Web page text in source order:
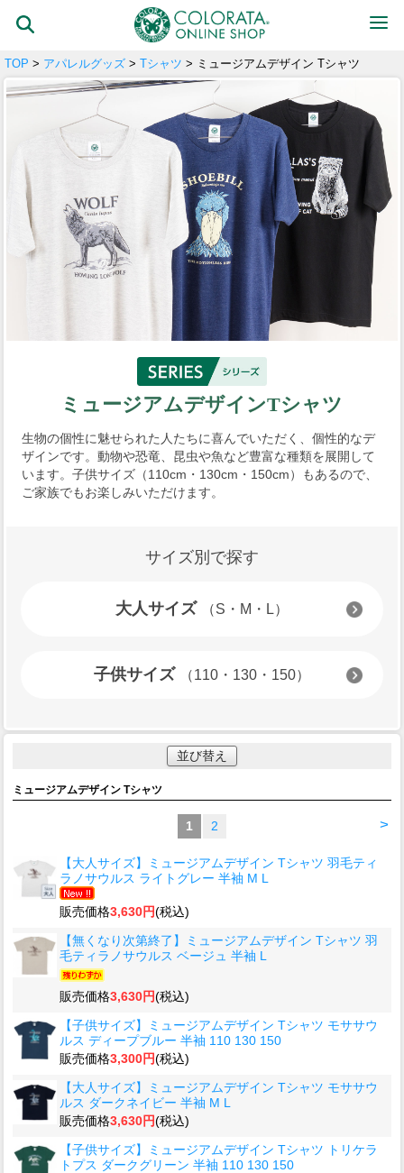
TOP > アパレルグッズ > Tシャツ > ミュージアムデザイン Tシャツ
ミュージアムデザインTシャツ
生物の個性に魅せられた人たちに喜んでいただく、個性的なデ
ザインです。動物や恐竜、昆虫や魚など豊富な種類を展開して
います。子供サイズ（110cm・130cm・150cm）もあるので、
ご家族でもお楽しみいただけます。
サイズ別で探す
大人サイズ （S・M・L）
子供サイズ （110・130・150）
並び替え
ミュージアムデザイン Tシャツ
>
1 2
【大人サイズ】ミュージアムデザイン Tシャツ 羽毛ティ
ラノサウルス ライトグレー 半袖 M L
販売価格3,630円(税込)
【無くなり次第終了】ミュージアムデザイン Tシャツ 羽
毛ティラノサウルス ベージュ 半袖 L
販売価格3,630円(税込)
【子供サイズ】ミュージアムデザイン Tシャツ モササウ
ルス ディープブルー 半袖 110 130 150
販売価格3,300円(税込)
【大人サイズ】ミュージアムデザイン Tシャツ モササウ
ルス ダークネイビー 半袖 M L
販売価格3,630円(税込)
【子供サイズ】ミュージアムデザイン Tシャツ トリケラ
トプス ダークグリーン 半袖 110 130 150